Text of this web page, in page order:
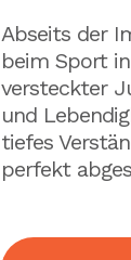
Abseits der
beim Sport
versteckter
und
tiefes
perfekt